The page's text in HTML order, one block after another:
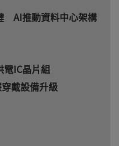
AI推動資料中心架構
電IC晶片組
戴設備升級